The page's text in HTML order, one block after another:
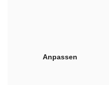
Anpassen